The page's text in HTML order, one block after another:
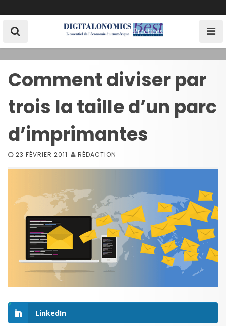
k
Comment diviser par
trois la taille d’un parc
d’imprimantes
23 FÉVRIER 2011 RÉDACTION
LinkedIn